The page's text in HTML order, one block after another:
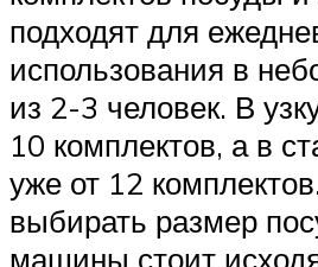
подходят для
использования в
из 2-3 человек. В
10 комплектов, а в
уже от 12
выбирать размер
машины стоит